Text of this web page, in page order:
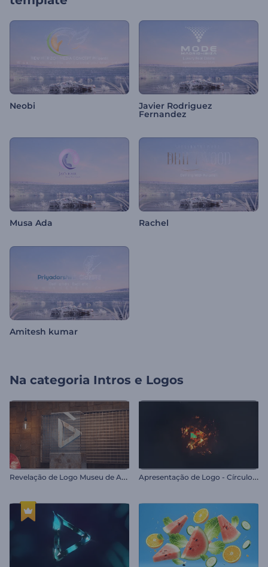
Neobi Javier Rodriguez
Fernandez
Musa Ada Rachel
Amitesh kumar
Na categoria Intros e Logos
R
evelação de Logo Museu de Arte A
presentação de Logo - Círculo Flamejante